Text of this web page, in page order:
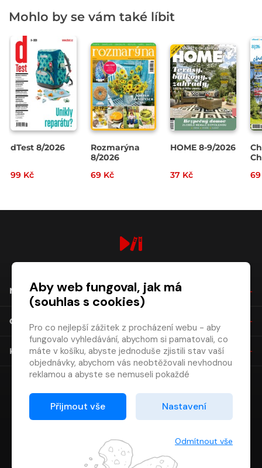
Mohlo by se vám také líbit
dTest 8/2026
99 Kč
Rozmarýna
8/2026
69 Kč
HOME 8-9/2026
37 Kč
NÁKUP
O SPOLEČNOSTI
KONTAKT
Aby web fungoval, jak má
(souhlas s cookies)
Pro co nejlepší zážitek z procházení webu - aby
fungovalo vyhledávání, abychom si pamatovali, co
máte v košíku, abyste jednoduše zjistili stav vaší
objednávky, abychom vás neobtěžovali nevhodnou
reklamou a abyste se nemuseli pokaždé
Proto od vás potřebujeme souhlas se
zpracováním souborů cookies
Děkujeme, že nám ho dáte a pomůžete nám tak
Přijmout vše Nastavení
Odmítnout vše